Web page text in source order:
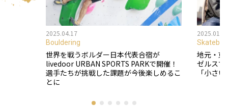
2025.04.17
Bouldering
世界を戦うボルダー日本代表合宿が
livedoor URBAN SPORTS PARKで開催！
選手たちが挑戦した課題が今後楽しめるこ
とに
地元・東
ゼルス
「小さ